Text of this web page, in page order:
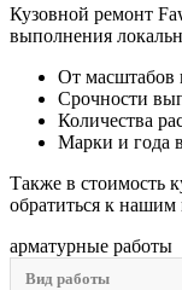
Кузовной ремонт
выполнения
От масштабов
Срочности
Количества
Марки и года
Также в стоимость
обратиться к нашим
арматурные работы
Вид работы